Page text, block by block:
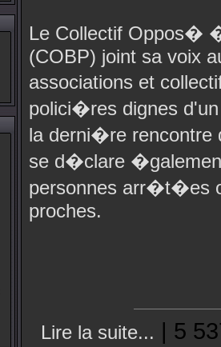
Le Collectif Oppos�
(COBP) joint sa voix
associations et
polici�res dignes
la derni�re rencontre
se d�clare
personnes arr�t�es
proches.
Lire la suite... | 5